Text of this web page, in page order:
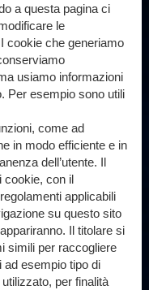
a questa pagina ci
le
cookie che generiamo
usiamo informazioni
Per esempio sono utili
come ad
in modo efficiente e in
dell’utente. Il
cookie, con il
applicabili
su questo sito
Il titolare si
simili per raccogliere
ad esempio tipo di
per finalità